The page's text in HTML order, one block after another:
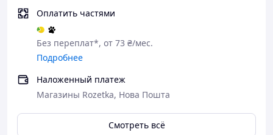
Оплатить частями
Без переплат*, от 73 ₴/мес.
Подробнее
Наложенный платеж
Магазины Rozetka, Нова Пошта
Смотреть всё